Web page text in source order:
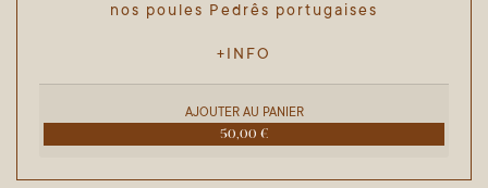
nos poules Pedrês portugaises
+INFO
AJOUTER AU PANIER
50,00 €